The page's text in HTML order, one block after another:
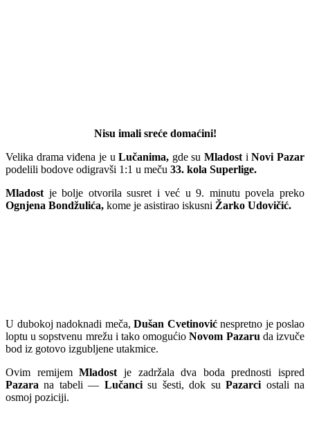
Nisu imali sreće domaćini!
Velika drama viđena je uLučanima, gde suMladost iNovi Pazar
podelili bodove odigravši 1:1 u meču 33. kola Superlige.
Mladost je bolje otvorila susret i već u 9. minutu povela preko
Ognjena Bondžulića, kome je asistirao iskusni Žarko Udovičić.
U dubokoj nadoknadi meča, Dušan Cvetinovićnespretno je poslao
loptu u sopstvenu mrežu i tako omogućioNovom Pazaru da izvuče
bod iz gotovo izgubljene utakmice.
Ovim remijemMladost je zadržala dva boda prednosti ispred
Pazara na tabeli — Lučancisu šesti, dok suPazarci ostali na
osmoj poziciji.